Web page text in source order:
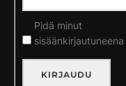
Pidä minut
sisäänkirjautuneena
KIRJAUDU